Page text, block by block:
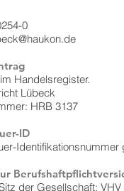
0
Handelsregister.
Lübeck
HRB 3137
ID
der Gesellschaft: